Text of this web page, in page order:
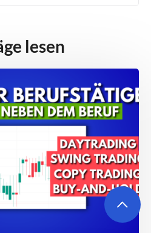
lesen